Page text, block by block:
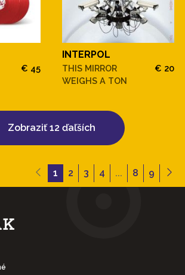
€ 45
INTERPOL
THIS MIRROR
WEIGHS A TON
€ 20
Zobraziť 12 ďaľších
1 2 3 4 ... 8 9